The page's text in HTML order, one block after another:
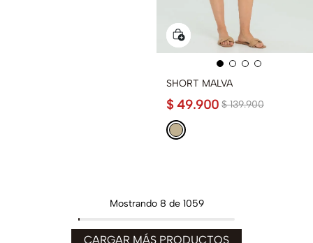
SHORT MALVA
$ 139.900
$ 49.900
Mostrando 8 de 1059